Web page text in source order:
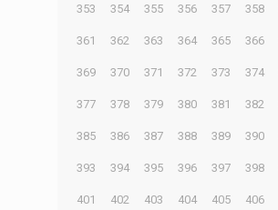
353 354 355 356 357 358
361 362 363 364 365 366
369 370 371 372 373 374
377 378 379 380 381 382
385 386 387 388 389 390
393 394 395 396 397 398
401 402 403 404 405 406